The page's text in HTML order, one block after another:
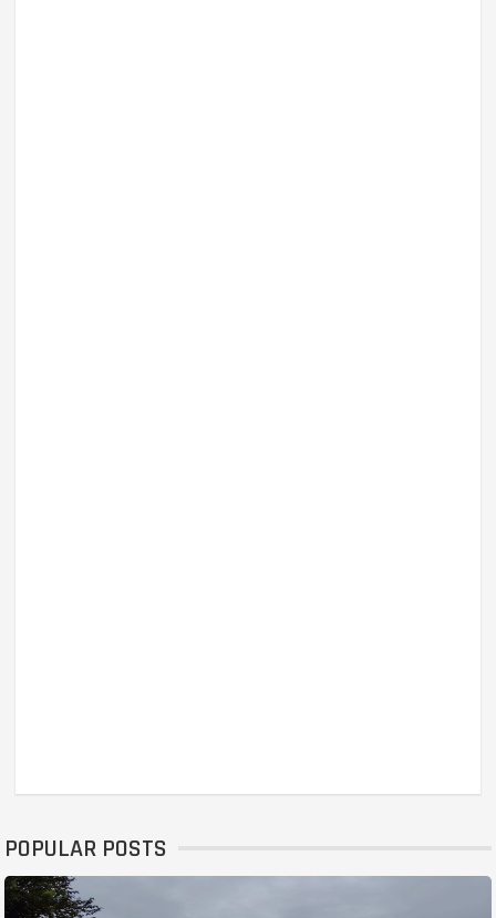
POPULAR POSTS